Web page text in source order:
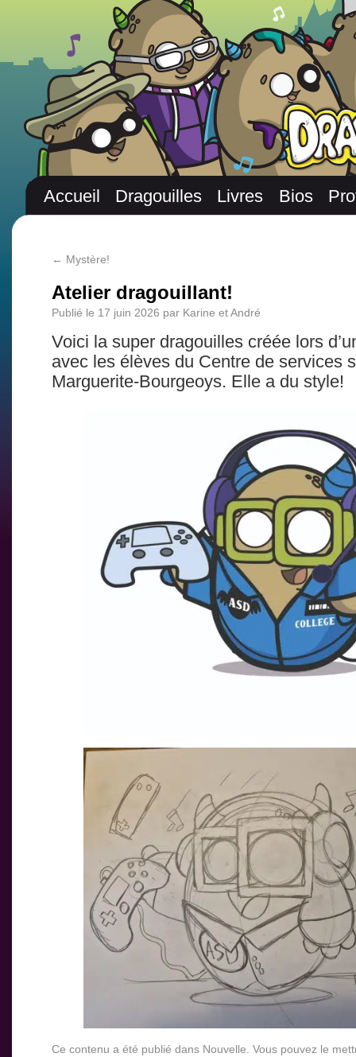
Accueil Dragouilles Livres Bios
← Mystère!
Atelier dragouillant!
Publié le 17 juin 2026 par Karine et André
Voici la super dragouilles créée lors
avec les élèves du Centre de services
Marguerite-Bourgeoys. Elle a du style!
Ce contenu a été publié dans Nouvelle. Vous pouvez le